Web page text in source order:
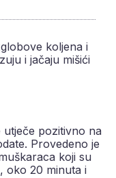
koljena i
i jačaju mišići
utječe pozitivno na
Provedeno je
koji su
oko 20 minuta i